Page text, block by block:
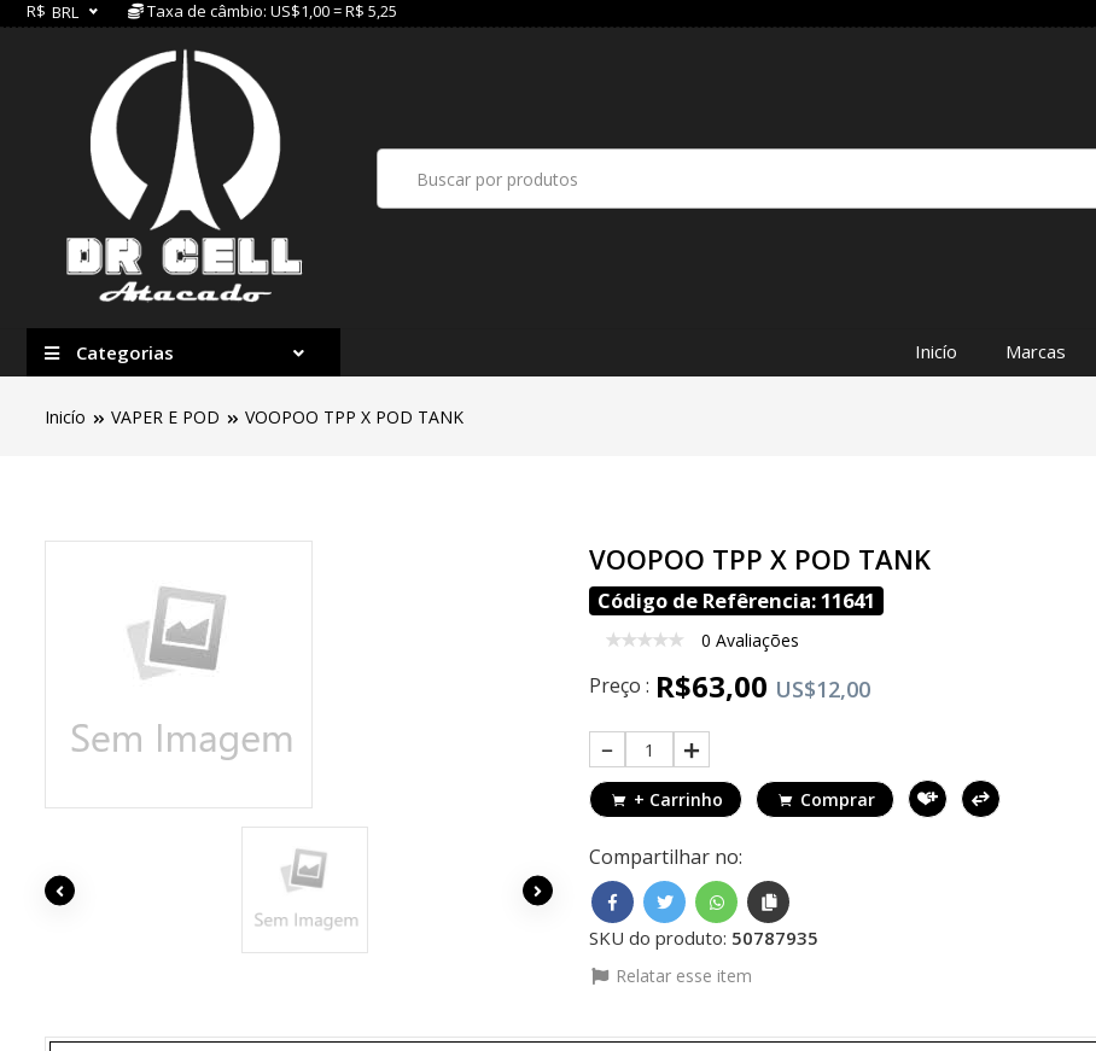
R$ BRL Taxa de câmbio: US$1,00 = R$ 5,25
Categorias Inicío Marcas
Inicío VAPER E POD VOOPOO TPP X POD TANK
VOOPOO TPP X POD TANK
Código de Refêrencia: 11641
0 Avaliações
Preço : R$63,00 US$12,00
1
+ Carrinho Comprar
Compartilhar no:
SKU do produto: 50787935
Relatar esse item